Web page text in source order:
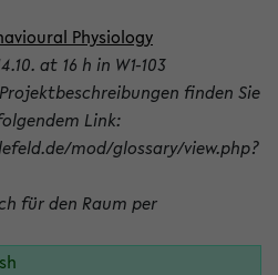
Physiology
at 16 h in W1-103
finden Sie
Link:
mod/glossary/view.php?
für den Raum per